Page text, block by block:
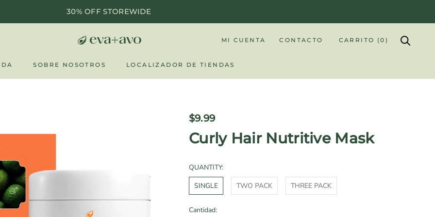
30% OFF STOREWIDE
SOBRE NOSOTROS
LOCALIZADOR DE TIENDAS
MI CUENTA CONTACTO CARRITO (0 )
$9.99
Curly Hair Nutritive Mask
QUANTITY:
SINGLE
TWO PACK THREE PACK
Cantidad: